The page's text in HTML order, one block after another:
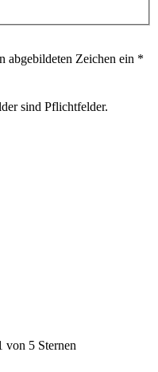
abgebildeten Zeichen ein *
sind Pflichtfelder.
von 5 Sternen